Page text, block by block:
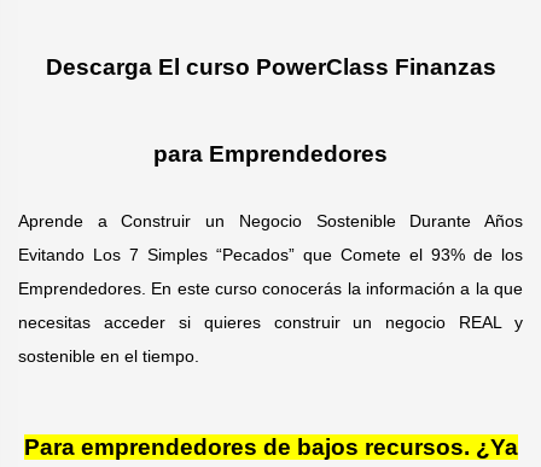
e
Descarga El curso PowerClass Finanzas
para Emprendedores
Aprende a Construir un Negocio Sostenible Durante Años
Evitando Los 7 Simples “Pecados” que Comete el 93% de los
Emprendedores. En este curso conocerás la información a la que
necesitas acceder si quieres construir un negocio REAL y
sostenible en el tiempo.
Para emprendedores de bajos recursos. ¿Ya